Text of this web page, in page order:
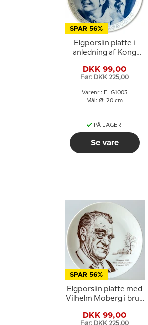
SPAR 56%
Elgporslin platte i
anledning af Kong
forlovelse
DKK 99,00
Før: DKK 225,00
Varenr.: ELG1003
Mål: Ø: 20 cm
PÅ LAGER
Se vare
SPAR 56%
Elgporslin platte med
Vilhelm Moberg i brun
DKK 99,00
Før: DKK 225,00